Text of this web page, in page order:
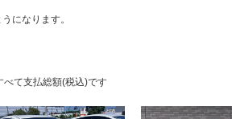
になります。
て支払総額(税込)です